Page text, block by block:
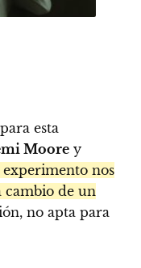
esta
Moore y
nos
de un
no apta para